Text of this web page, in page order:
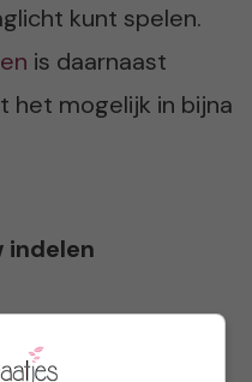
kunt spelen.
is daarnaast
het mogelijk in bijna
indelen
over tip die we